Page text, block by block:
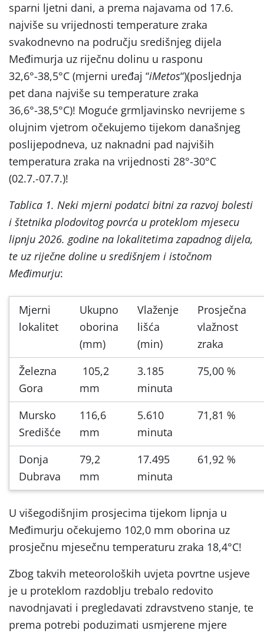
sparni ljetni dani, a prema najavama od 17.6.
najviše su vrijednosti temperature zraka
svakodnevno na području središnjeg dijela
Međimurja uz riječnu dolinu u rasponu
32,6°-38,5°C (mjerni uređaj “iMetos“)(posljednja
pet dana najviše su temperature zraka
36,6°-38,5°C)! Moguće grmljavinsko nevrijeme s
olujnim vjetrom očekujemo tijekom današnjeg
poslijepodneva, uz naknadni pad najviših
temperatura zraka na vrijednosti 28°-30°C
(02.7.-07.7.)!
Tablica 1. Neki mjerni podatci bitni za razvoj bolesti
i štetnika plodovitog povrća u proteklom mjesecu
lipnju 2026. godine na lokalitetima zapadnog dijela,
te uz riječne doline u središnjem i istočnom
Međimurju:
Mjerni
lokalitet
Ukupno
oborina
(mm)
Vlaženje
lišća
(min)
Prosječna
vlažnost
zraka
Železna
Gora
105,2
mm
3.185
minuta
75,00 %
Mursko
Središće
116,6
mm
5.610
minuta
71,81 %
Donja
Dubrava
79,2
mm
17.495
minuta
61,92 %
U višegodišnjim prosjecima tijekom lipnja u
Međimurju očekujemo 102,0 mm oborina uz
prosječnu mjesečnu temperaturu zraka 18,4°C!
Zbog takvih meteoroloških uvjeta povrtne usjeve
je u proteklom razdoblju trebalo redovito
navodnjavati i pregledavati zdravstveno stanje, te
prema potrebi poduzimati usmjerene mjere